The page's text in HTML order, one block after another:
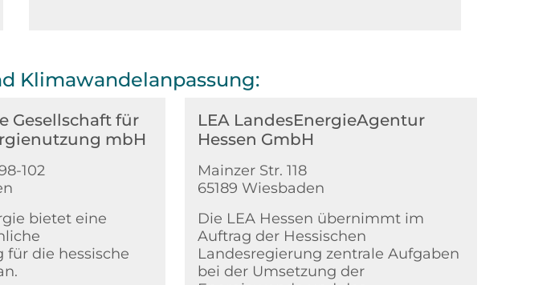
Klimawandelanpassung:
Gesellschaft für
mbH
102
bietet eine
für die hessische
LEA LandesEnergieAgentur
Hessen GmbH
Mainzer Str. 118
65189 Wiesbaden
Die LEA Hessen übernimmt im
Auftrag der Hessischen
Landesregierung zentrale Aufgaben
bei der Umsetzung der